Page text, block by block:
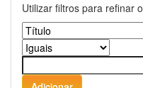
Utilizar filtros para refinar